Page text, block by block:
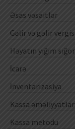
Əsas vəsaitlər
Gəlir və gəlir
Həyatın yığım
İcarə
İnventarizasiya
Kassa
Kassa metodu